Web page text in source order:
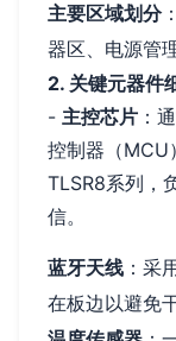
主要区域划分
器区、电源管
2. 关键元器件
- 主控芯片 ：
控制器（
TLSR8系列，
信。
蓝牙天线 ：采
在板边以避免